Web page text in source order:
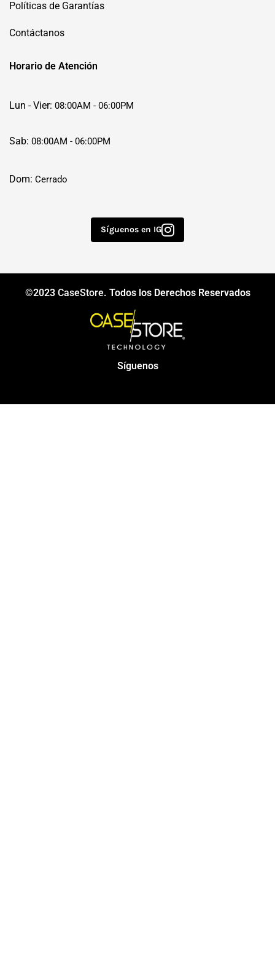
Políticas de Garantías
Contáctanos
Horario de Atención
Lun - Vier: 08:00AM - 06:00PM
Sab: 08:00AM - 06:00PM
Dom: Cerrado
Síguenos en IG
©2023 CaseStore. Todos los Derechos Reservados
Síguenos